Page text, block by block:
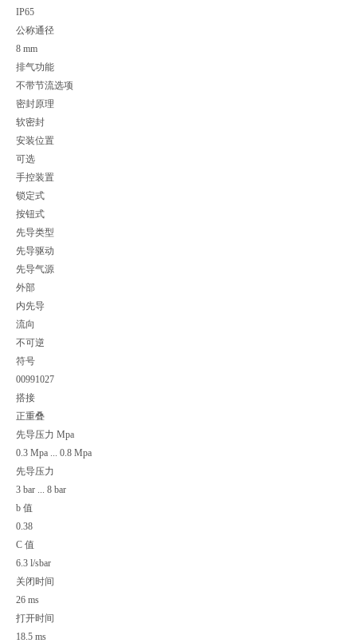
IP65
公称通径
8 mm
排气功能
不带节流选项
密封原理
软密封
安装位置
可选
手控装置
锁定式
按钮式
先导类型
先导驱动
先导气源
外部
内先导
流向
不可逆
符号
00991027
搭接
正重叠
先导压力 Mpa
0.3 Mpa ... 0.8 Mpa
先导压力
3 bar ... 8 bar
b 值
0.38
C 值
6.3 l/sbar
关闭时间
26 ms
打开时间
18.5 ms